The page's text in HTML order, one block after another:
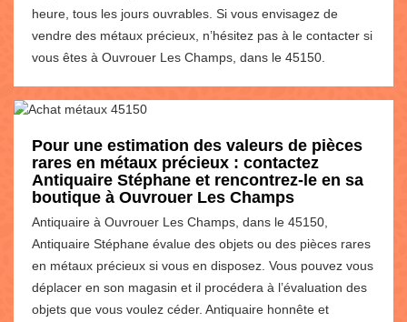
heure, tous les jours ouvrables. Si vous envisagez de
vendre des métaux précieux, n’hésitez pas à le contacter si
vous êtes à Ouvrouer Les Champs, dans le 45150.
Pour une estimation des valeurs de pièces
rares en métaux précieux : contactez
Antiquaire Stéphane et rencontrez-le en sa
boutique à Ouvrouer Les Champs
Antiquaire à Ouvrouer Les Champs, dans le 45150,
Antiquaire Stéphane évalue des objets ou des pièces rares
en métaux précieux si vous en disposez. Vous pouvez vous
déplacer en son magasin et il procédera à l’évaluation des
objets que vous voulez céder. Antiquaire honnête et